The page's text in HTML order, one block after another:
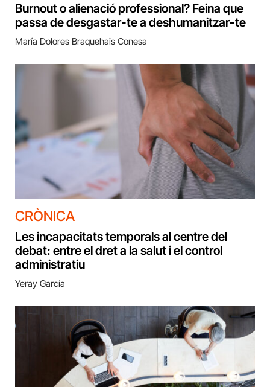
Burnout o alienació professional? Feina que
passa de desgastar-te a deshumanitzar-te
María Dolores Braquehais Conesa
CRÒNICA
Les incapacitats temporals al centre del
debat: entre el dret a la salut i el control
administratiu
Yeray García